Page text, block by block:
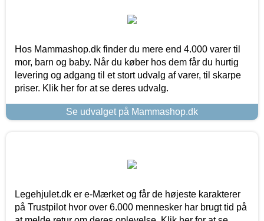
Hos Mammashop.dk finder du mere end 4.000 varer til
mor, barn og baby. Når du køber hos dem får du hurtig
levering og adgang til et stort udvalg af varer, til skarpe
priser. Klik her for at se deres udvalg.
Se udvalget på Mammashop.dk
Legehjulet.dk er e-Mærket og får de højeste karakterer
på Trustpilot hvor over 6.000 mennesker har brugt tid på